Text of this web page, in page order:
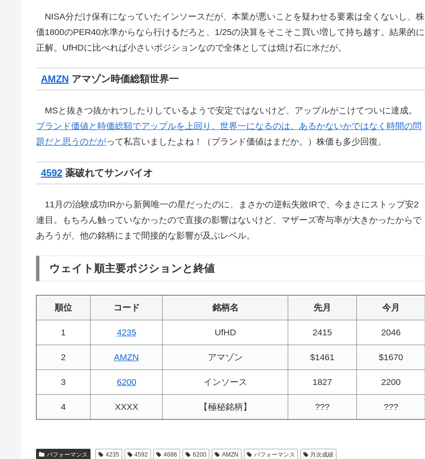
NISA分だけ保有になっていたインソースだが、本業が悪いことを疑わせる要素は全くないし、株
価1800のPER40水準からなら行けるだろと、1/25の決算をそこそこ買い増して持ち越す。結果的に
正解。UfHDに比べれば小さいポジションなので全体としては焼け石に水だが。
AMZN アマゾン時価総額世界一
MSと抜きつ抜かれつしたりしているようで安定ではないけど、アップルがこけてついに達成。
ブランド価値と時価総額でアップルを上回り、世界一になるのは、あるかないかではなく時間の問
題だと思うのだがって私言いましたよね！（ブランド価値はまだか。）株価も多少回復。
4592 薬破れてサンバイオ
11月の治験成功IRから新興唯一の星だったのに、まさかの逆転失敗IRで、今まさにストップ安2
連目。もちろん触っていなかったので直接の影響はないけど、マザーズ寄与率が大きかったからで
あろうが、他の銘柄にまで間接的な影響が及ぶレベル。
ウェイト順主要ポジションと終値
順位 コード 銘柄名 先月 今月
1 4235 UfHD 2415 2046
2 AMZN アマゾン $1461 $1670
3 6200 インソース 1827 2200
4 XXXX 【極秘銘柄】 ??? ???
パフォーマンス 4235 4592 4686 6200 AMZN パフォーマンス 月次成績